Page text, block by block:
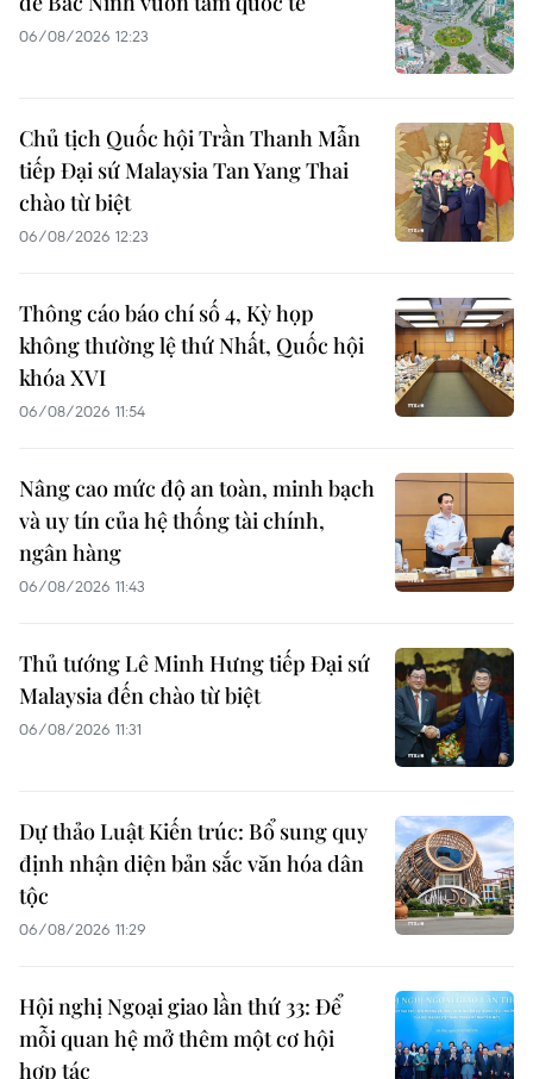
06/08/2026 12:23
Chủ tịch Quốc hội Trần Thanh Mẫn
tiếp Đại sứ Malaysia Tan Yang Thai
chào từ biệt
06/08/2026 12:23
Thông cáo báo chí số 4, Kỳ họp
không thường lệ thứ Nhất, Quốc hội
khóa XVI
06/08/2026 11:54
Nâng cao mức độ an toàn, minh bạch
và uy tín của hệ thống tài chính,
ngân hàng
06/08/2026 11:43
Thủ tướng Lê Minh Hưng tiếp Đại sứ
Malaysia đến chào từ biệt
06/08/2026 11:31
Dự thảo Luật Kiến trúc: Bổ sung quy
định nhận diện bản sắc văn hóa dân
tộc
06/08/2026 11:29
Hội nghị Ngoại giao lần thứ 33: Để
mỗi quan hệ mở thêm một cơ hội
hợp tác